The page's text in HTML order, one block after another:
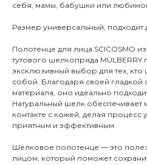
себя, мамы, бабушки или
Размер универсальный,
Полотенце для лица SCICOSMO
тутового шелкопряда MULBERRY
эксклюзивный выбор для тех, кто
собой. Благодаря своей гладкой
материала, оно идеально
Натуральный шелк обеспечивает
контакте с кожей, делая
приятным и эффективным.
Шёлковое полотенце — это
лицом, который поможет